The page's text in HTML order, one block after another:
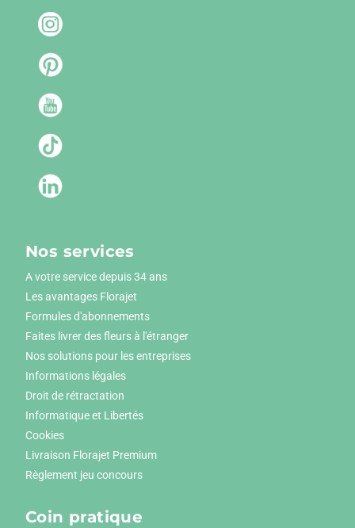
Nos services
A votre service depuis 34 ans
Les avantages Florajet
Formules d'abonnements
Faites livrer des fleurs à l'étranger
Nos solutions pour les entreprises
Informations légales
Droit de rétractation
Informatique et Libertés
Cookies
Livraison Florajet Premium
Règlement jeu concours
Coin pratique